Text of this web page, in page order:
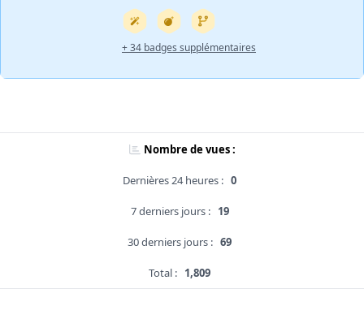
+ 34 badges supplémentaires
Nombre de vues :
Dernières 24 heures : 0
7 derniers jours : 19
30 derniers jours : 69
Total : 1,809